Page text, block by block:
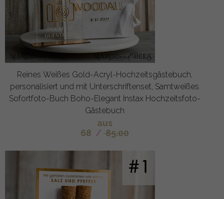
Reines Weißes Gold-Acryl-Hochzeitsgästebuch,
personalisiert und mit Unterschriftenset, Samtweißes
Sofortfoto-Buch Boho-Elegant Instax Hochzeitsfoto-
Gästebuch
aus
68 / 85.00